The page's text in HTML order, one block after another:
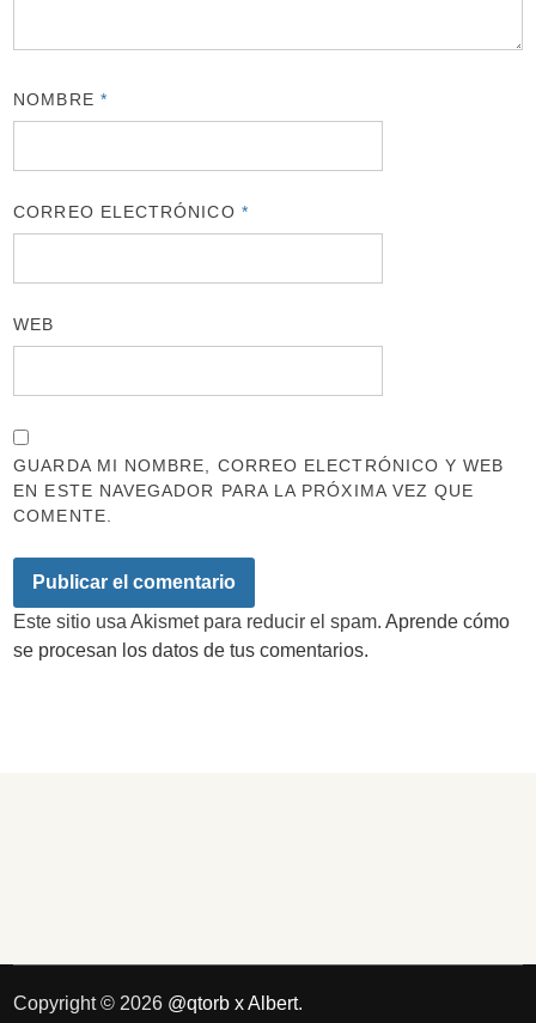
NOMBRE *
CORREO ELECTRÓNICO *
WEB
GUARDA MI NOMBRE, CORREO ELECTRÓNICO Y WEB
EN ESTE NAVEGADOR PARA LA PRÓXIMA VEZ QUE
COMENTE.
Este sitio usa Akismet para reducir el spam.Aprende cómo
se procesan los datos de tus comentarios.
Copyright © 2026 @qtorb x Albert.